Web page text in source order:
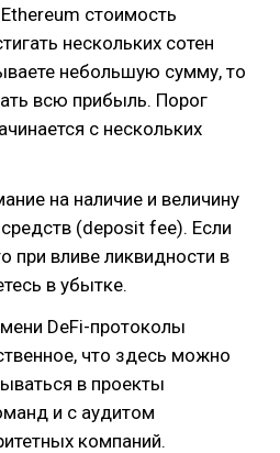
стоимость
нескольких сотен
небольшую сумму, то
всю прибыль. Порог
с нескольких
на наличие и величину
(deposit fee). Если
при вливе ликвидности в
в убытке.
DeFi-протоколы
что здесь можно
в проекты
и с аудитом
компаний.